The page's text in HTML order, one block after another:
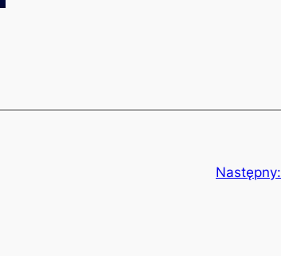
Następny: